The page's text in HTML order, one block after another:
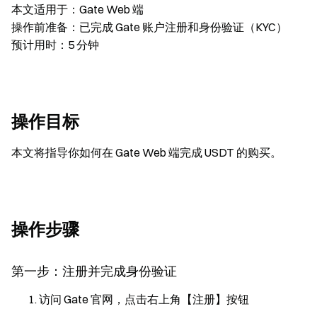
本文适用于：Gate Web 端
操作前准备：已完成 Gate 账户注册和身份验证（KYC）
预计用时：5 分钟
操作目标
本文将指导你如何在 Gate Web 端完成 USDT 的购买。
操作步骤
第一步：注册并完成身份验证
访问 Gate 官网，点击右上角【注册】按钮